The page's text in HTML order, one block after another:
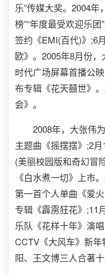
乐”传媒大奖。2004
榜”“年度最受欢迎乐
签约《EMI(百代)》;6
欧》。2005年8月份
时代广场屏幕首播公
布专辑《花天囍世》
会》。
2008年，大张伟为
主题曲《摇摆摆》;2
(美丽校园版和奇幻冒
《白水煮一切》上市
第一首个人单曲《爱
专辑《霹雳狂花》;11
乐队《花样十年》演
CCTV《大风车》新
阳、王文博三人合著